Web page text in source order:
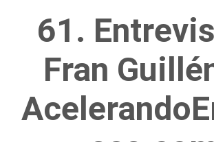
61.
Fran